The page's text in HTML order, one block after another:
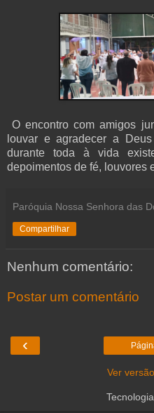
O encontro com amigos
louvar e agradecer a
durante toda à vida
depoimentos de fé, louvores
Paróquia Nossa Senhora das
Compartilhar
Nenhum comentário:
Postar um comentário
‹
Ver